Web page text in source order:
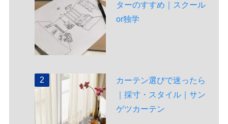
ターのすすめ｜スクール
or独学
カーテン選びで迷ったら
｜採寸・スタイル｜サン
ゲツカーテン